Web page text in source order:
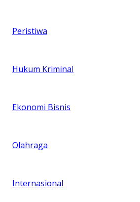
Peristiwa
Hukum Kriminal
Ekonomi Bisnis
Olahraga
Internasional